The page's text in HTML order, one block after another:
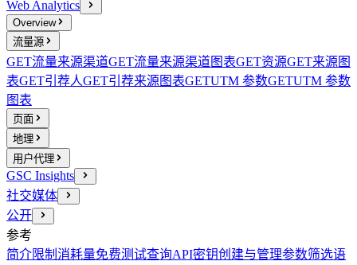
Web Analytics
Overview
流量源
GET流量来源渠道GET流量来源渠道图表GET资源GET来源图
表GET引荐人GET引荐来源图表GETUTM 参数GETUTM 参数
图表
页面
地理
用户代理
GSC Insights
社交媒体
公开
参考
简介限制消耗量免费测试查询API密钥创建与管理参数筛选语